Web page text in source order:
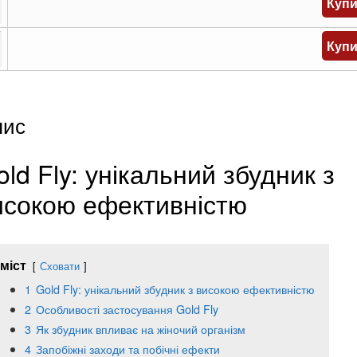
Fly: унікальний збудник з
ефективністю
Сховати
1 Gold Fly: унікальний збудник з високою ефективністю
2 Особливості застосування Gold Fly
3 Як збудник впливає на жіночий організм
4 Запобіжні заходи та побічні ефекти